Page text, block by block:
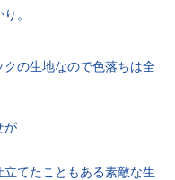
。
の生地なので色落ちは全
が
てたこともある素敵な生